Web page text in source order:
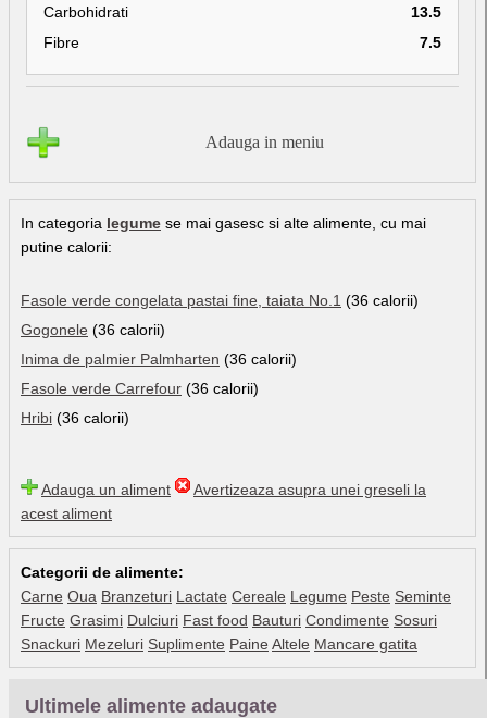
Carbohidrati
13.5
Fibre
7.5
Adauga in meniu
In categoria legume se mai gasesc si alte alimente, cu mai
putine calorii:
Fasole verde congelata pastai fine, taiata No.1 (36 calorii)
Gogonele (36 calorii)
Inima de palmier Palmharten (36 calorii)
Fasole verde Carrefour (36 calorii)
Hribi (36 calorii)
Adauga un aliment
Avertizeaza asupra unei greseli la
acest aliment
Categorii de alimente:
Carne Oua Branzeturi Lactate Cereale Legume Peste Seminte
Fructe Grasimi Dulciuri Fast food Bauturi Condimente Sosuri
Snackuri Mezeluri Suplimente Paine Altele Mancare gatita
Ultimele alimente adaugate